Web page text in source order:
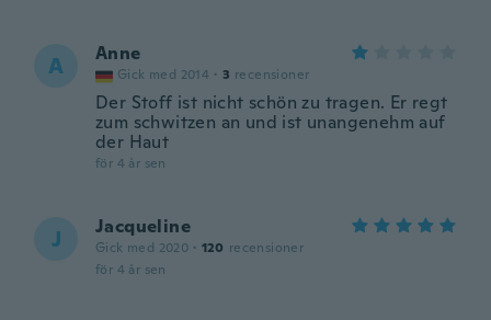
A Anne
Gick med 2014 · 3 recensioner
Der Stoff ist nicht schön zu tragen. Er regt
zum schwitzen an und ist unangenehm auf
der Haut
för 4 år sen
J Jacqueline
Gick med 2020 · 120 recensioner
för 4 år sen